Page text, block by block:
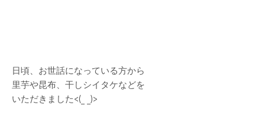
日頃、お世話になっている方から
里芋や昆布、干しシイタケなどを
いただきました<(_ _)>